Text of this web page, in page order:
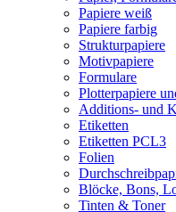
Papiere weiß
Papiere farbig
Strukturpapiere
Motivpapiere
Formulare
Plotterpapiere
Additions- und
Etiketten
Etiketten PCL3
Folien
Blöcke, Bons,
Tinten & Toner